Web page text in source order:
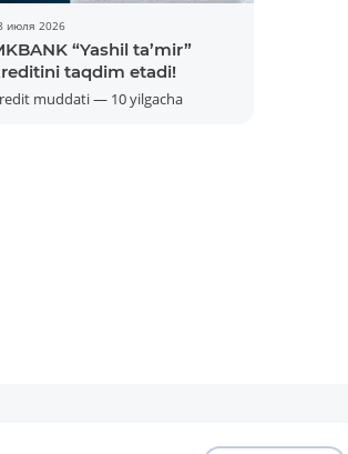
июля 2026
“Yashil ta’mir”
taqdim etadi!
muddati — 10 yilgacha